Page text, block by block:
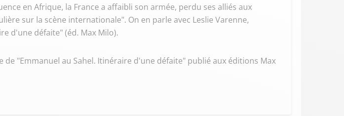
en Afrique, la France a affaibli son armée, perdu ses alliés aux
sur la scène internationale". On en parle avec Leslie Varenne,
d'une défaite" (éd. Max Milo).
de "Emmanuel au Sahel. Itinéraire d'une défaite" publié aux éditions Max